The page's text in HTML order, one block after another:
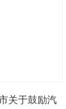
关于鼓励汽